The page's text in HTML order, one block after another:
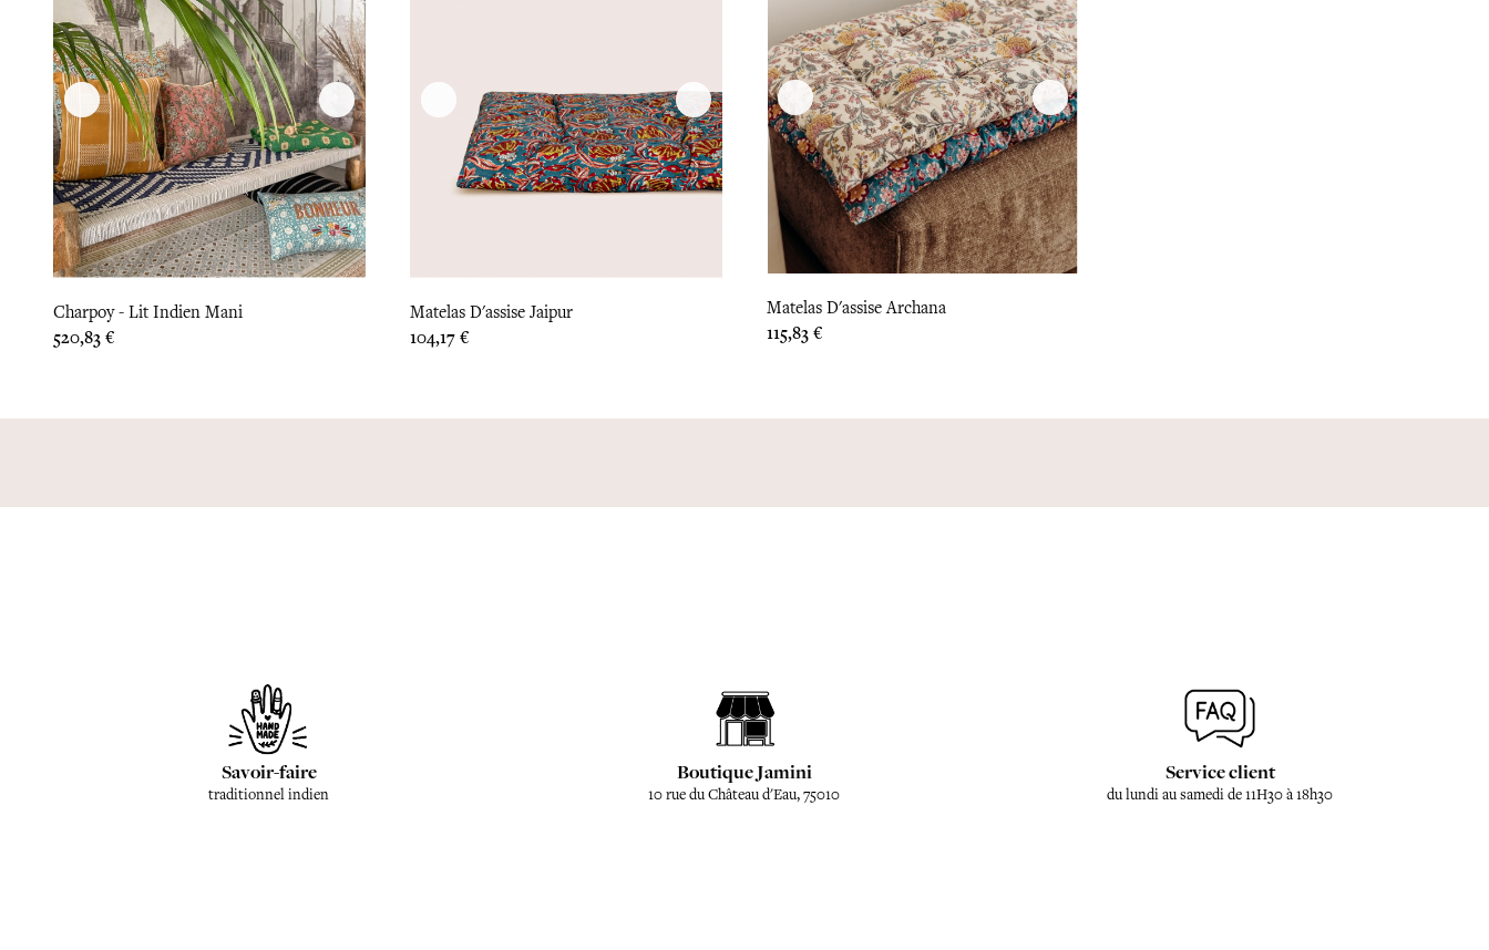
Charpoy - Lit Indien Mani
Prix
520,83 €
Matelas D'assise Jaipur
Prix
104,17 €
Matelas D'assise Archana
Prix
115,83 €
Savoir-faire
traditionnel indien
Boutique Jamini
10 rue du Château d'Eau, 75010
Service client
du lundi au samedi de 11H30 à 18h30